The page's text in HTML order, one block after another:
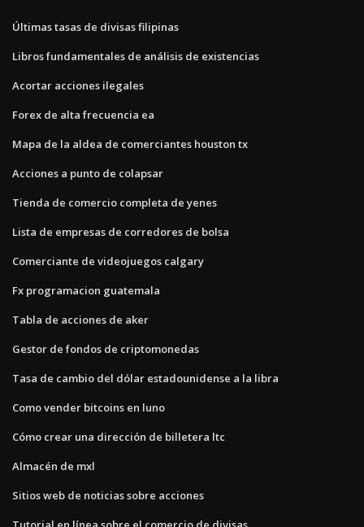
Últimas tasas de divisas filipinas
Libros fundamentales de análisis de existencias
Acortar acciones ilegales
Forex de alta frecuencia ea
Mapa de la aldea de comerciantes houston tx
Acciones a punto de colapsar
Tienda de comercio completa de yenes
Lista de empresas de corredores de bolsa
Comerciante de videojuegos calgary
Fx programacion guatemala
Tabla de acciones de aker
Gestor de fondos de criptomonedas
Tasa de cambio del dólar estadounidense a la libra
Como vender bitcoins en luno
Cómo crear una dirección de billetera ltc
Almacén de mxl
Sitios web de noticias sobre acciones